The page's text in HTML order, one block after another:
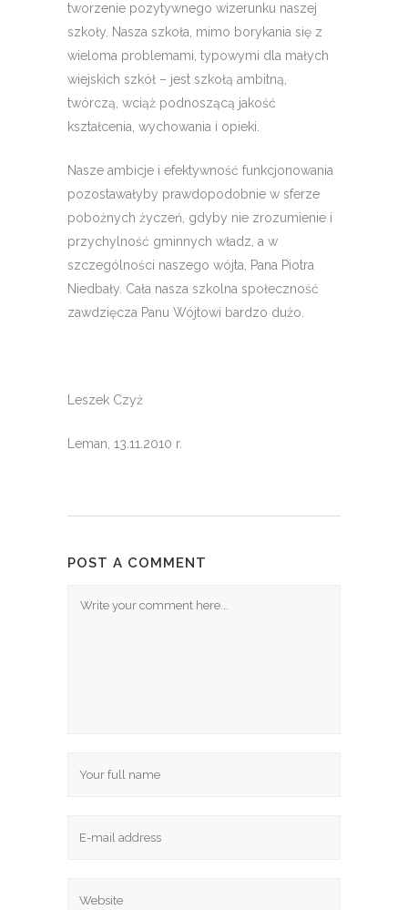
tworzenie pozytywnego wizerunku naszej
szkoły. Nasza szkoła, mimo borykania się z
wieloma problemami, typowymi dla małych
wiejskich szkół – jest szkołą ambitną,
twórczą, wciąż podnoszącą jakość
kształcenia, wychowania i opieki.
Nasze ambicje i efektywność funkcjonowania
pozostawałyby prawdopodobnie w sferze
pobożnych życzeń, gdyby nie zrozumienie i
przychylność gminnych władz, a w
szczególności naszego wójta, Pana Piotra
Niedbały. Cała nasza szkolna społeczność
zawdzięcza Panu Wójtowi bardzo dużo.
Leszek Czyż
Leman, 13.11.2010 r.
POST A COMMENT